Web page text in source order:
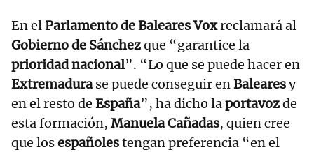
En elParlamento de BalearesVoxreclamará al
Gobierno de Sánchezque “garantice la
prioridad nacional”. “Lo que se puede hacer en
Extremadurase puede conseguir enBalearesy
en el resto de España”, ha dicho laportavozde
esta formación, Manuela Cañadas, quien cree
que losespañolestengan preferencia “en el